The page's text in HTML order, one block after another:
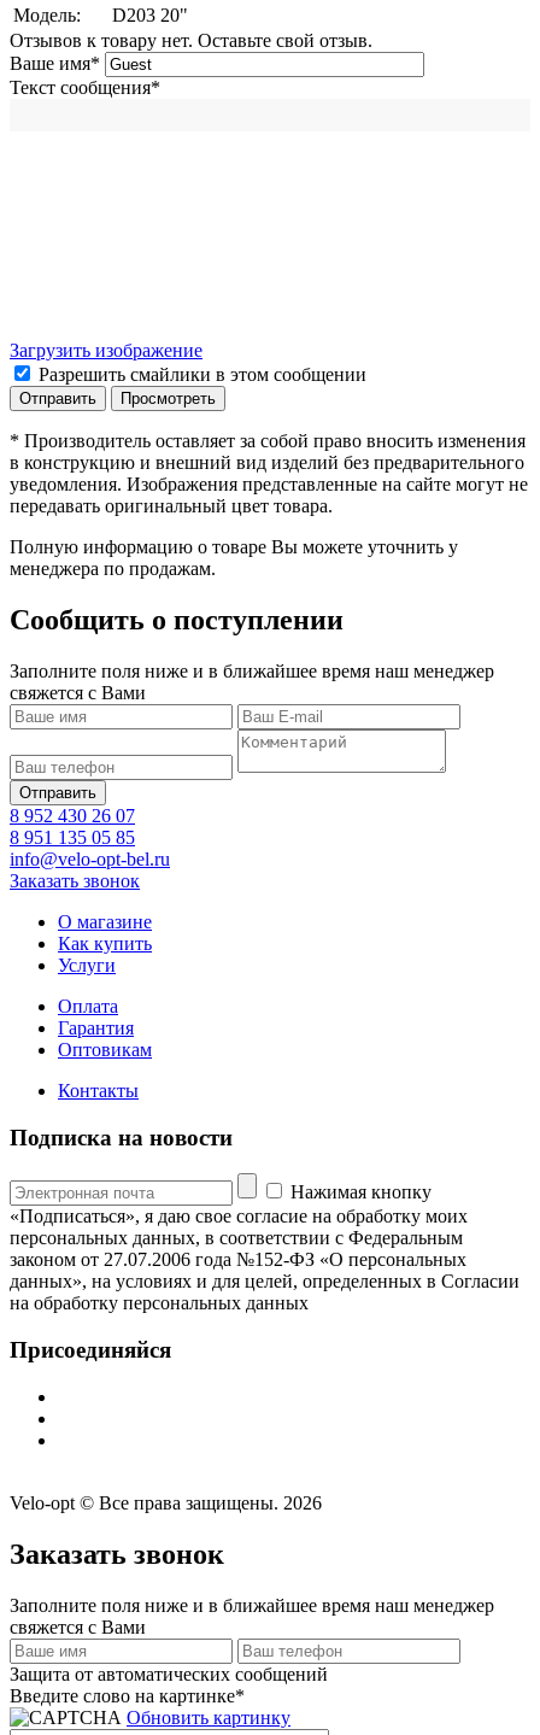
Модель:
D203 20"
Отзывов к товару нет. Оставьте свой отзыв.
Ваше имя*
Текст сообщения*
Загрузить изображение
Разрешить смайлики в этом сообщении
* Производитель оставляет за собой право вносить изменения
в конструкцию и внешний вид изделий без предварительного
уведомления. Изображения представленные на сайте могут не
передавать оригинальный цвет товара.
Полную информацию о товаре Вы можете уточнить у
менеджера по продажам.
Сообщить о поступлении
Заполните поля ниже и в ближайшее время наш менеджер
свяжется с Вами
8 952 430 26 07
8 951 135 05 85
info@velo-opt-bel.ru
Заказать звонок
О магазине
Как купить
Услуги
Оплата
Гарантия
Оптовикам
Контакты
Подписка на новости
Нажимая кнопку
«Подписаться», я даю свое согласие на обработку моих
персональных данных, в соответствии с Федеральным
законом от 27.07.2006 года №152-ФЗ «О персональных
данных», на условиях и для целей, определенных в Согласии
на обработку персональных данных
Присоединяйся
Velo-opt © Все права защищены. 2026
Заказать звонок
Заполните поля ниже и в ближайшее время наш менеджер
свяжется с Вами
Защита от автоматических сообщений
Введите слово на картинке*
Обновить картинку